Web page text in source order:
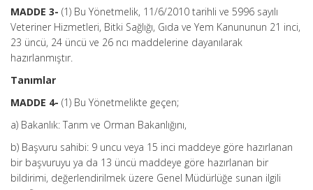
MADDE 3- (1) Bu Yönetmelik, 11/6/2010 tarihli ve 5996 sayılı
Veteriner Hizmetleri, Bitki Sağlığı, Gıda ve Yem Kanununun 21 inci,
23 üncü, 24 üncü ve 26 ncı maddelerine dayanılarak
hazırlanmıştır.
Tanımlar
MADDE 4- (1) Bu Yönetmelikte geçen;
a) Bakanlık: Tarım ve Orman Bakanlığını,
b) Başvuru sahibi: 9 uncu veya 15 inci maddeye göre hazırlanan
bir başvuruyu ya da 13 üncü maddeye göre hazırlanan bir
bildirimi, değerlendirilmek üzere Genel Müdürlüğe sunan ilgili